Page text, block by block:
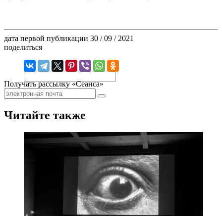
дата первой публикации 30 / 09 / 2021
поделиться
Получать рассылку «Сеанса»
Читайте также